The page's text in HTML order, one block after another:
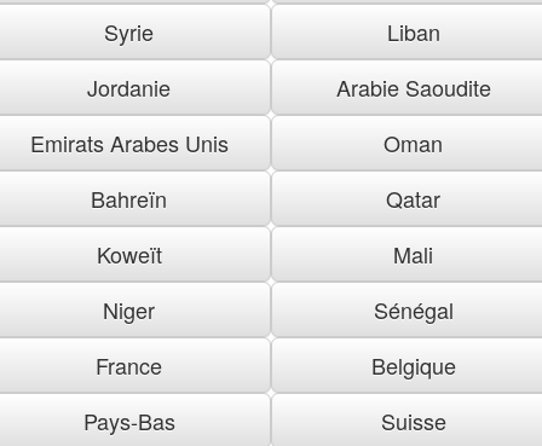
Syrie
Liban
Jordanie
Arabie Saoudite
Emirats Arabes Unis
Oman
Bahreïn
Qatar
Koweït
Mali
Niger
Sénégal
France
Belgique
Pays-Bas
Suisse